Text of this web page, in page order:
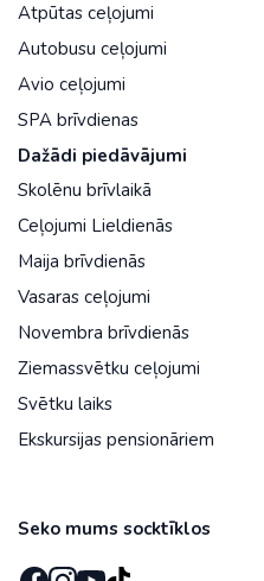
Atpūtas ceļojumi
Autobusu ceļojumi
Avio ceļojumi
SPA brīvdienas
Dažādi piedāvājumi
Skolēnu brīvlaikā
Ceļojumi Lieldienās
Maija brīvdienās
Vasaras ceļojumi
Novembra brīvdienās
Ziemassvētku ceļojumi
Svētku laiks
Ekskursijas pensionāriem
Seko mums socktīklos